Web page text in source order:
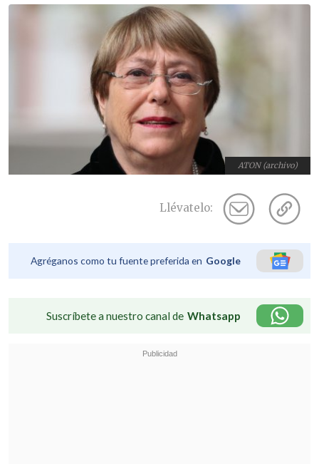
ATON (archivo)
Llévatelo:
Agréganos como tu fuente preferida en Google
Suscríbete a nuestro canal de Whatsapp